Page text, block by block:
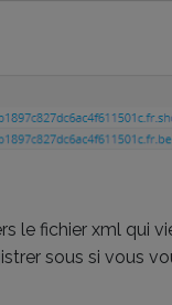
le fichier xml qui
sous si vous